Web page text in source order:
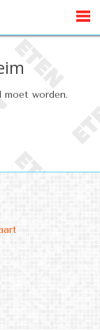
worden.